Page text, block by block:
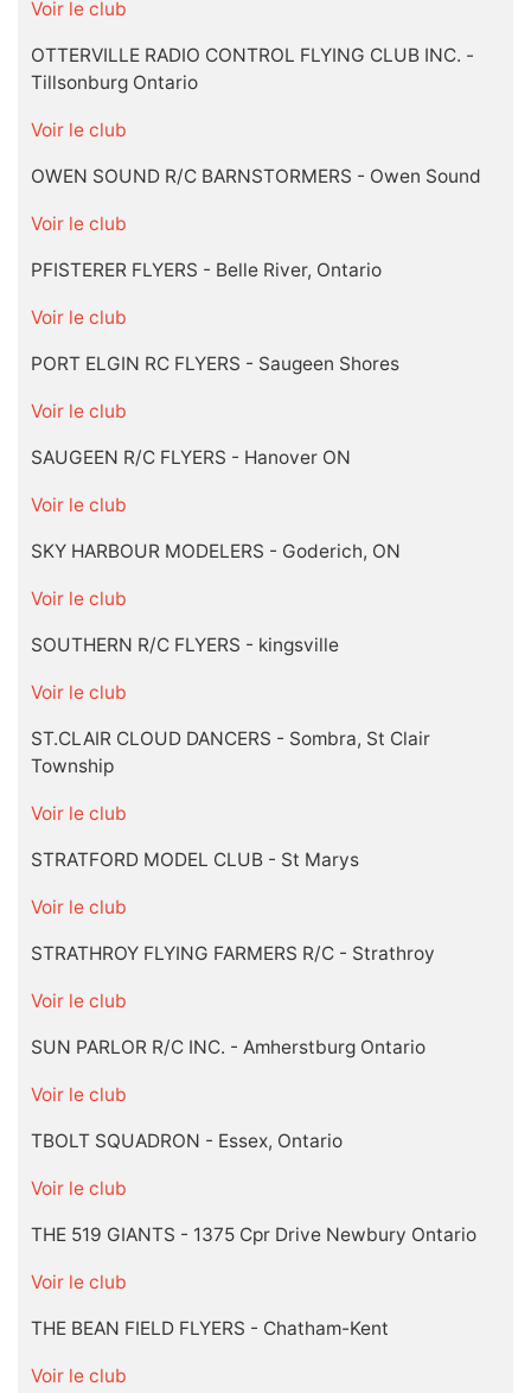
Voir le club
OTTERVILLE RADIO CONTROL FLYING CLUB INC. -
Tillsonburg Ontario
Voir le club
OWEN SOUND R/C BARNSTORMERS - Owen Sound
Voir le club
PFISTERER FLYERS - Belle River, Ontario
Voir le club
PORT ELGIN RC FLYERS - Saugeen Shores
Voir le club
SAUGEEN R/C FLYERS - Hanover ON
Voir le club
SKY HARBOUR MODELERS - Goderich, ON
Voir le club
SOUTHERN R/C FLYERS - kingsville
Voir le club
ST.CLAIR CLOUD DANCERS - Sombra, St Clair
Township
Voir le club
STRATFORD MODEL CLUB - St Marys
Voir le club
STRATHROY FLYING FARMERS R/C - Strathroy
Voir le club
SUN PARLOR R/C INC. - Amherstburg Ontario
Voir le club
TBOLT SQUADRON - Essex, Ontario
Voir le club
THE 519 GIANTS - 1375 Cpr Drive Newbury Ontario
Voir le club
THE BEAN FIELD FLYERS - Chatham-Kent
Voir le club